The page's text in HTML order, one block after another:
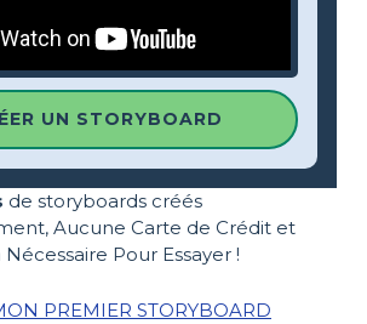
UN STORYBOARD
de storyboards créés
Aucune Carte de Crédit et
Pour Essayer !
PREMIER STORYBOARD